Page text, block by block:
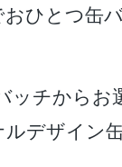
おひとつ缶
ッチから
ルデザイン